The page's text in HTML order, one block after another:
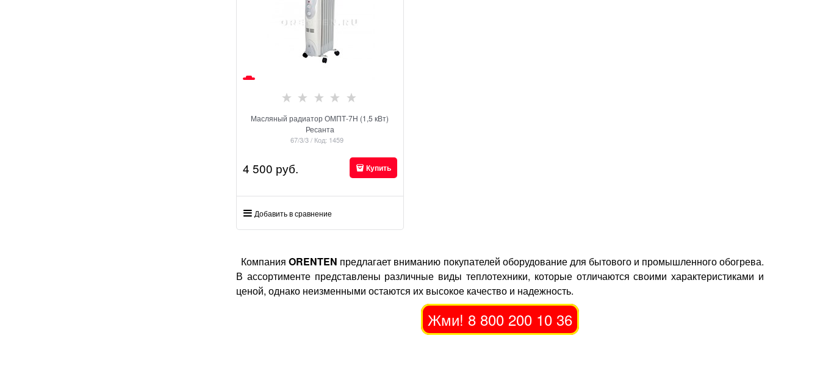
Масляный радиатор ОМПТ-7Н (1,5 кВт)
Ресанта
67/3/3 / Код: 1459
4 500 руб. Купить
Добавить в сравнение
КомпанияORENTEN предлагает вниманию покупателей оборудование для бытового и промышленного обогрева.
В ассортименте представлены различные виды теплотехники, которые отличаются своими характеристиками и
ценой, однако неизменными остаются их высокое качество и надежность.
Жми! 8 800 200 10 36